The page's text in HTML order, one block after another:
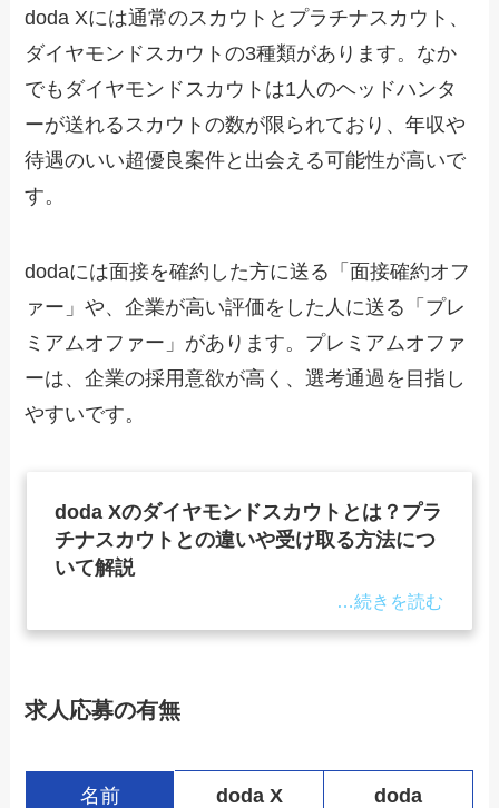
doda Xには通常のスカウトとプラチナスカウト、
ダイヤモンドスカウトの3種類があります。なか
でもダイヤモンドスカウトは1人のヘッドハンタ
ーが送れるスカウトの数が限られており、年収や
待遇のいい超優良案件と出会える可能性が高いで
す。
dodaには面接を確約した方に送る「面接確約オフ
ァー」や、企業が高い評価をした人に送る「プレ
ミアムオファー」があります。プレミアムオファ
ーは、企業の採用意欲が高く、選考通過を目指し
やすいです。
doda Xのダイヤモンドスカウトとは？プラ
チナスカウトとの違いや受け取る方法につ
いて解説
求人応募の有無
名前 doda X doda